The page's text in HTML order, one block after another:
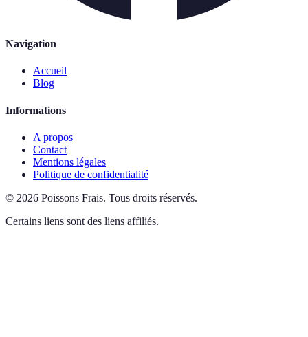
Navigation
Accueil
Blog
Informations
A propos
Contact
Mentions légales
Politique de confidentialité
© 2026 Poissons Frais. Tous droits réservés.
Certains liens sont des liens affiliés.